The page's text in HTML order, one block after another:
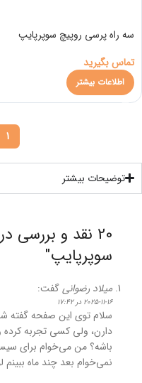
سه راه پرسی روپیچ سوپرپایپ
تماس بگیرید
اطلاعات بیشتر
1
توضیحات بیشتر
20 نقد و بررسی در "
سوپرپایپ"
میلاد رضوانیگفت:
2025-11-16 در 17:42
دارن، ولی کسی تجربه
باشه؟ من می‌خوام برای
نمی‌خوام بعد چند ماه